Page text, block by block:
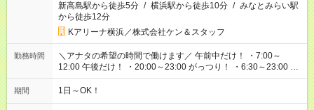
新高島駅から徒歩5分 / 横浜駅から徒歩10分 / みなとみらい駅
から徒歩12分
Kアリーナ横浜／株式会社ケン＆スタッフ
勤務時間
＼アナタの希望の時間で働けます／ 午前中だけ！ ・7:00～
12:00 午後だけ！ ・20:00～23:00 がっつり！ ・6:30～23:00 ・
12:00～21:00 ・16:00～翌8:00 …etc ※時間曜日イベントによ
り異なります。
期間 1日～OK！